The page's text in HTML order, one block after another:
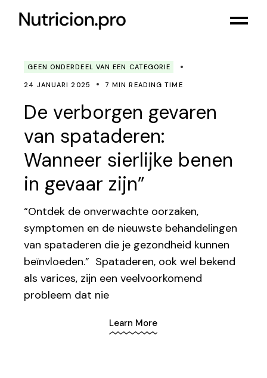
GEEN ONDERDEEL VAN EEN CATEGORIE
24 JANUARI 2025 7 MIN READING TIME
De verborgen gevaren
van spataderen:
Wanneer sierlijke benen
in gevaar zijn”
“Ontdek de onverwachte oorzaken,
symptomen en de nieuwste behandelingen
van spataderen die je gezondheid kunnen
beïnvloeden.” Spataderen, ook wel bekend
als varices, zijn een veelvoorkomend
probleem dat nie
Learn More